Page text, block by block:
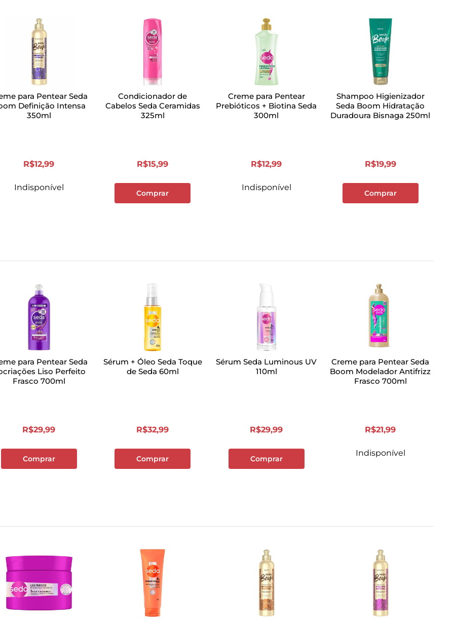
para Pentear Seda
Definição Intensa
350ml
R$12,99
Indisponível
Condicionador de
Cabelos Seda Ceramidas
325ml
R$15,99
Comprar
Creme para Pentear
Prebióticos + Biotina Seda
300ml
R$12,99
Indisponível
Shampoo Higienizador
Seda Boom Hidratação
Duradoura Bisnaga 250ml
R$19,99
Comprar
para Pentear Seda
Liso Perfeito
Frasco 700ml
R$29,99
Comprar
Sérum + Óleo Seda Toque
de Seda 60ml
R$32,99
Comprar
Sérum Seda Luminous UV
110ml
R$29,99
Comprar
Creme para Pentear Seda
Boom Modelador Antifrizz
Frasco 700ml
R$21,99
Indisponível